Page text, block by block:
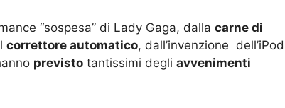
“sospesa” di Lady Gaga, dalla carne di
correttore automatico, dall’invenzione dell’iPod
previsto tantissimi degli avvenimenti